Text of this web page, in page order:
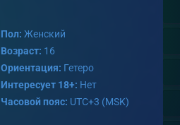
Пол: Женский
Возраст: 16
Ориентация: Гетеро
Интересует 18+: Нет
Часовой пояс: UTC+3 (MSK)